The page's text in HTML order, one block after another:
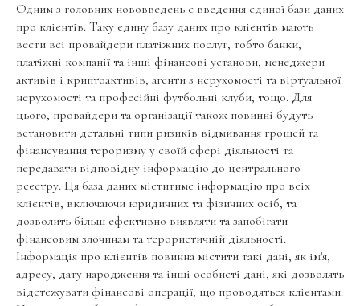
Одним з головних нововведень є введення єдиної бази даних
про клієнтів. Таку єдину базу даних про клієнтів мають
вести всі провайдери платіжних послуг, тобто банки,
платіжні компанії та інші фінансові установи, менеджери
активів і криптоактивів, агенти з нерухомості та віртуальної
нерухомості та професійні футбольні клуби, тощо. Для
цього, провайдери та організації також повинні будуть
встановити детальні типи ризиків відмивання грошей та
фінансування тероризму у своїй сфері діяльності та
передавати відповідну інформацію до центрального
реєстру. Ця база даних міститиме інформацію про всіх
клієнтів, включаючи юридичних та фізичних осіб, та
дозволить більш ефективно виявляти та запобігати
фінансовим злочинам та терористичній діяльності.
Інформація про клієнтів повинна містити такі дані, як ім'я,
адресу, дату народження та інші особисті дані, які дозволять
відстежувати фінансові операції, що проводяться клієнтами.